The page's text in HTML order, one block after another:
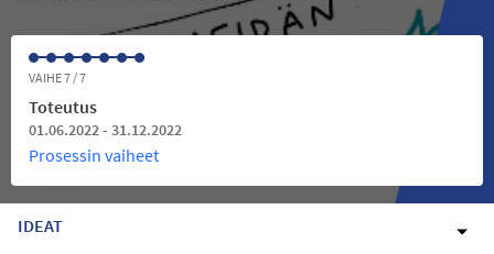
VAIHE 7 / 7
Toteutus
01.06.2022 - 31.12.2022
Prosessin vaiheet
IDEAT